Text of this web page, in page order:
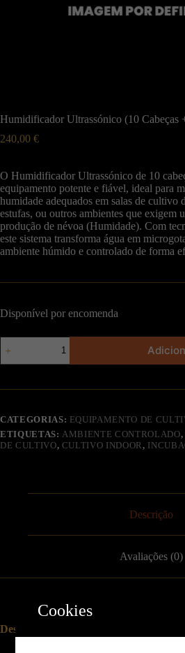
Humidificador Ultrassónico (10 Cabeças
240,00 €
O Humidificador Ultrassónico de 10
equipamento potente e fiável, ideal para
humidade adequados em salas de cultivo
estufas, ou outros ambientes que exigem
produção de névoa (Humidade). Com
este sistema transforma água em
ambiente húmido e controlado de forma
Disponível por encomenda
CATEGORIAS: EQUIPAMENTO DE
ETIQUETAS: AMBIENTE CONTROLADO,
DE CULTIVO, CULTIVO INDOOR ,
Descrição
Avaliações (0)
Descrição do produto
Cookies